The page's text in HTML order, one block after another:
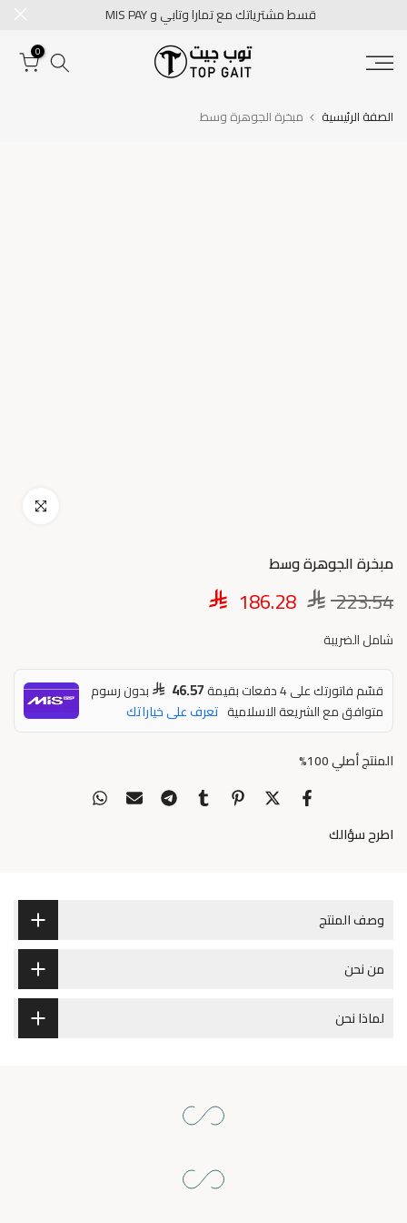
المحتوى
قسط مشترياتك مع تمارا وتابي و MIS PAY
0
الصفة الرئيسية مبخرة الجوهرة وسط
اضغط للتكبير
مبخرة الجوهرة وسط
223.54
186.28
شامل الضريبة
قسّم فاتورتك على 4 دفعات بقيمة 46.57
بدون رسوم
متوافق مع الشريعة الاسلامية تعرف على خياراتك
المنتج أصلي 100%
اطرح سؤالك
وصف المنتج
من نحن
لماذا نحن